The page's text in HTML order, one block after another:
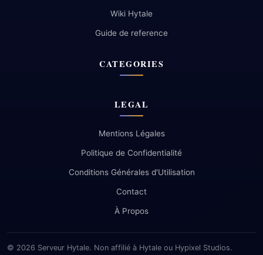
Wiki Hytale
Guide de reference
CATEGORIES
LEGAL
Mentions Légales
Politique de Confidentialité
Conditions Générales d'Utilisation
Contact
À Propos
© 2026 Serveur Hytale. Non affilié à Hytale ou Hypixel Studios.